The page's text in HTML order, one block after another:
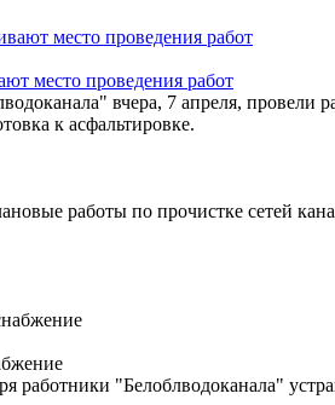
место проведения работ
вчера, 7 апреля, провели
к асфальтировке.
работы по прочистке сетей
работники "Белоблводоканала"